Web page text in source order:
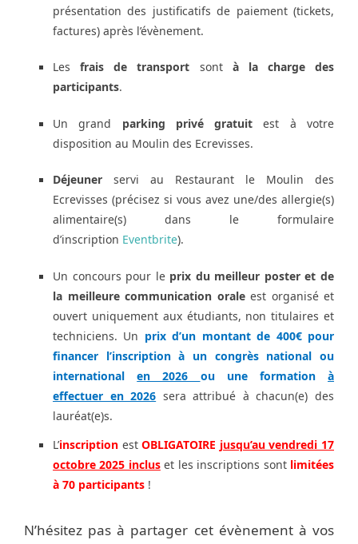
présentation des justificatifs de paiement (tickets,
factures) après l’évènement.
Lesfrais de transport sont à la charge des
participants.
Un grand parking privé gratuit est à votre
disposition au Moulin des Ecrevisses.
Déjeuner servi au Restaurant le Moulin des
Ecrevisses (précisez si vous avez une/des allergie(s)
alimentaire(s) dans le formulaire
d’inscription Eventbrite).
Un concours pour leprix du meilleur poster et de
la meilleure communication oraleest organisé et
ouvert uniquement aux étudiants, non titulaires et
techniciens. Un prix d’un montant de 400€ pour
financer l’inscription à un congrès national ou
internationalen 2026 ou une formationà
effectuer en 2026 sera attribué à chacun(e) des
lauréat(e)s.
L’inscription estOBLIGATOIRE jusqu’au vendredi 17
octobre 2025 inclus et les inscriptions sont limitées
à 70 participants !
N’hésitez pas à partager cet évènement à vos